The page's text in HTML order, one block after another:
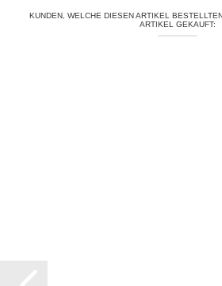
KUNDEN, WELCHE DIESEN ARTIKEL
ARTIKEL GEKAUFT: